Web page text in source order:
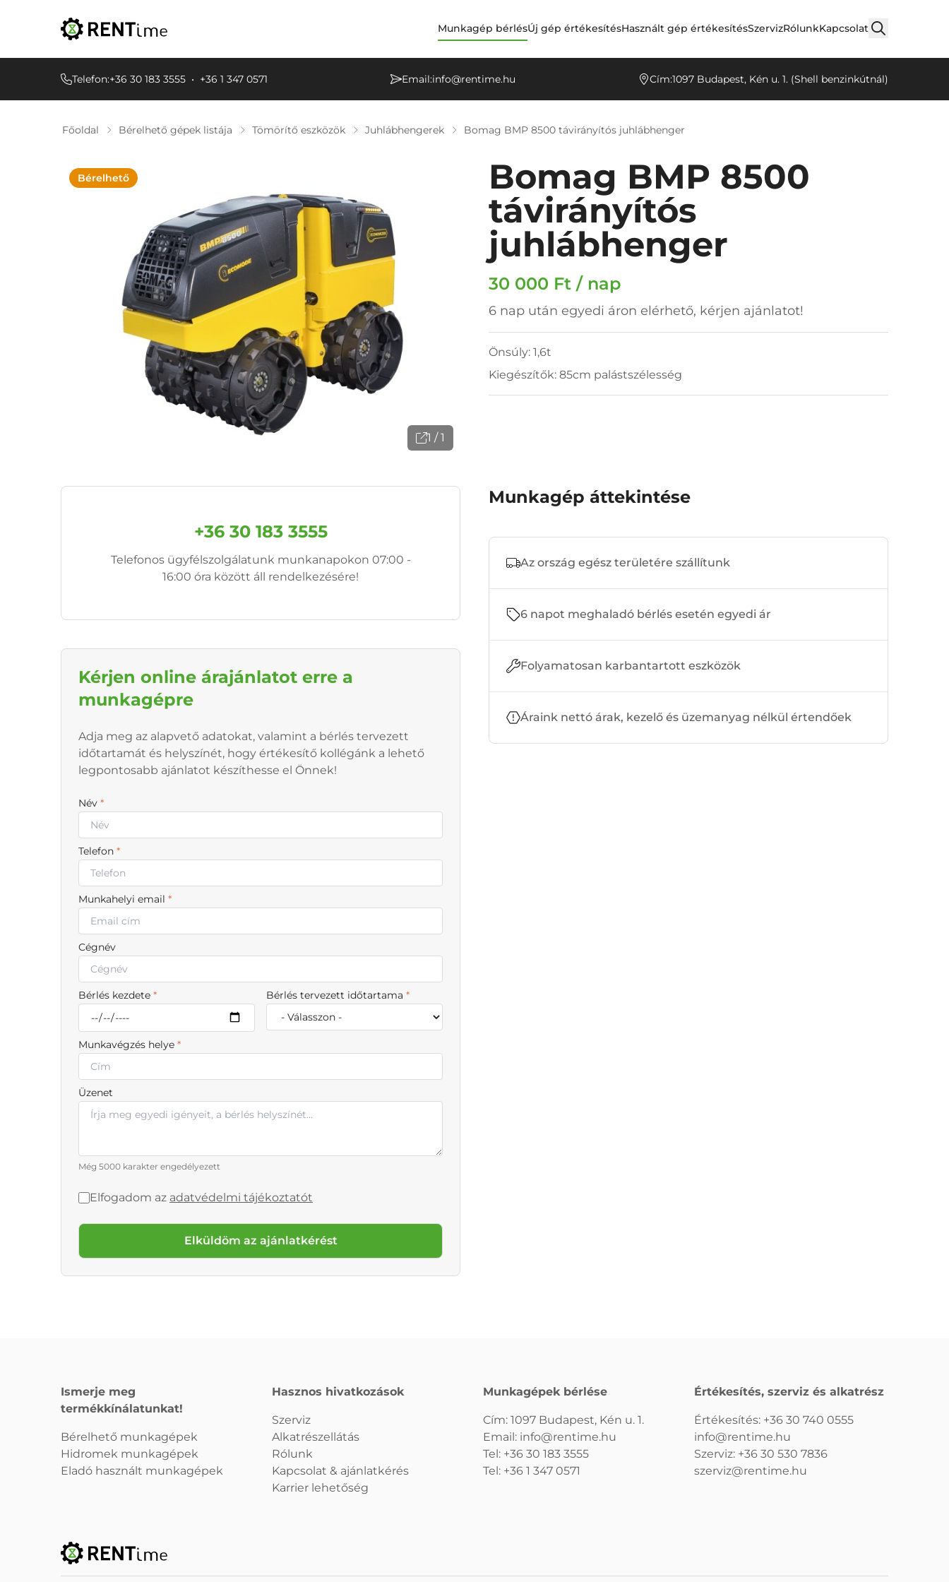
Munkagép bérlésÚj gép értékesítésHasznált gép értékesítésSzervizRólunkKapcsolat
Telefon:+36 30 183 3555 • +36 1 347 0571 Email:info@rentime.hu Cím:1097 Budapest, Kén u. 1. (Shell benzinkútnál)
Főoldal Bérelhető gépek listája Tömörítő eszközök Juhlábhengerek Bomag BMP 8500 távirányítós juhlábhenger
Bérelhető
1 / 1
Bomag BMP 8500
távirányítós
juhlábhenger
30 000 Ft / nap
6 nap után egyedi áron elérhető, kérjen ajánlatot!
Önsúly: 1,6t
Kiegészítők: 85cm palástszélesség
+36 30 183 3555
Telefonos ügyfélszolgálatunk munkanapokon 07:00 -
16:00 óra között áll rendelkezésére!
Kérjen online árajánlatot erre a
munkagépre
Adja meg az alapvető adatokat, valamint a bérlés tervezett
időtartamát és helyszínét, hogy értékesítő kollégánk a lehető
legpontosabb ajánlatot készíthesse el Önnek!
Név *
Telefon *
Munkahelyi email *
Cégnév
Bérlés kezdete * Bérlés tervezett időtartama *
Munkavégzés helye *
Üzenet
Még 5000 karakter engedélyezett
Elfogadom az adatvédelmi tájékoztatót
Elküldöm az ajánlatkérést
Munkagép áttekintése
Az ország egész területére szállítunk
6 napot meghaladó bérlés esetén egyedi ár
Folyamatosan karbantartott eszközök
Áraink nettó árak, kezelő és üzemanyag nélkül értendőek
Ismerje meg
termékkínálatunkat!
Bérelhető munkagépek
Hidromek munkagépek
Eladó használt munkagépek
Hasznos hivatkozások
Szerviz
Alkatrészellátás
Rólunk
Kapcsolat & ajánlatkérés
Karrier lehetőség
Munkagépek bérlése
Cím: 1097 Budapest, Kén u. 1.
Email: info@rentime.hu
Tel: +36 30 183 3555
Tel: +36 1 347 0571
Értékesítés, szerviz és alkatrész
Értékesítés: +36 30 740 0555
info@rentime.hu
Szerviz: +36 30 530 7836
szerviz@rentime.hu